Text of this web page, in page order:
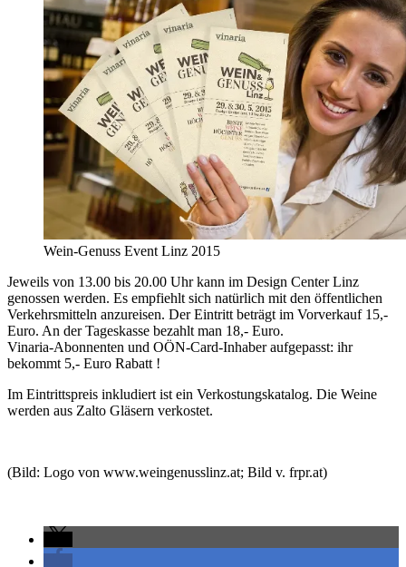
Wein-Genuss Event Linz 2015
Jeweils von 13.00 bis 20.00 Uhr kann im Design Center Linz
genossen werden. Es empfiehlt sich natürlich mit den öffentlichen
Verkehrsmitteln anzureisen. Der Eintritt beträgt im Vorverkauf 15,-
Euro. An der Tageskasse bezahlt man 18,- Euro.
Vinaria-Abonnenten und OÖN-Card-Inhaber aufgepasst: ihr
bekommt 5,- Euro Rabatt !
Im Eintrittspreis inkludiert ist ein Verkostungskatalog. Die Weine
werden aus Zalto Gläsern verkostet.
(Bild: Logo von www.weingenusslinz.at; Bild v. frpr.at)